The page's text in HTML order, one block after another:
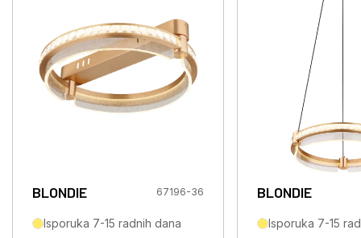
BLONDIE 67196-36
Isporuka 7-15 radnih dana
BLONDIE
Isporuka 7-15